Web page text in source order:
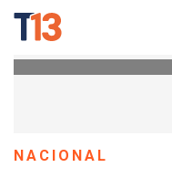
NACIONAL